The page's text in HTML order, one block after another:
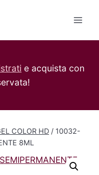
e acquista con
COLOR HD / 10032-
8ML